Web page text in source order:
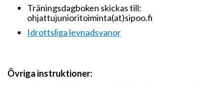
Träningsdagboken skickas till:
ohjattujunioritoiminta(at)sipoo.fi
Idrottsliga levnadsvanor
Övriga instruktioner: